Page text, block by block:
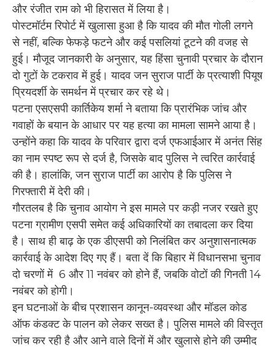
और रंजीत राम को भी हिरासत में लिया है।
पोस्टमॉर्टम रिपोर्ट में खुलासा हुआ है कि यादव की मौत गोली लगने
से नहीं, बल्कि फेफड़े फटने और कई पसलियां टूटने की वजह से
हुई। मौजूद जानकारी के अनुसार, यह हिंसा चुनावी प्रचार के दौरान
दो गुटों के टकराव में हुई। यादव जन सुराज पार्टी के प्रत्याशी पियूष
प्रियदर्शी के समर्थन में प्रचार कर रहे थे।
पटना एसएसपी कार्तिकेय शर्मा ने बताया कि प्रारंभिक जांच और
गवाहों के बयान के आधार पर यह हत्या का मामला सामने आया है।
उन्होंने कहा कि यादव के परिवार द्वारा दर्ज एफआईआर में अनंत सिंह
का नाम स्पष्ट रूप से दर्ज है, जिसके बाद पुलिस ने त्वरित कार्रवाई
की है। हालांकि, जन सुराज पार्टी का आरोप है कि पुलिस ने
गिरफ्तारी में देरी की।
गौरतलब है कि चुनाव आयोग ने इस मामले पर कड़ी नजर रखते हुए
पटना ग्रामीण एसपी समेत कई अधिकारियों का तबादला कर दिया
है। साथ ही बाढ़ के एक डीएसपी को निलंबित कर अनुशासनात्मक
कार्रवाई के आदेश दिए गए हैं। बता दें कि बिहार में विधानसभा चुनाव
दो चरणों में 6 और 11 नवंबर को होने हैं, जबकि वोटों की गिनती 14
नवंबर को होगी।
इन घटनाओं के बीच प्रशासन कानून-व्यवस्था और मॉडल कोड
ऑफ कंडक्ट के पालन को लेकर सख्त है। पुलिस मामले की विस्तृत
जांच कर रही है और आने वाले दिनों में और खुलासे होने की उम्मीद